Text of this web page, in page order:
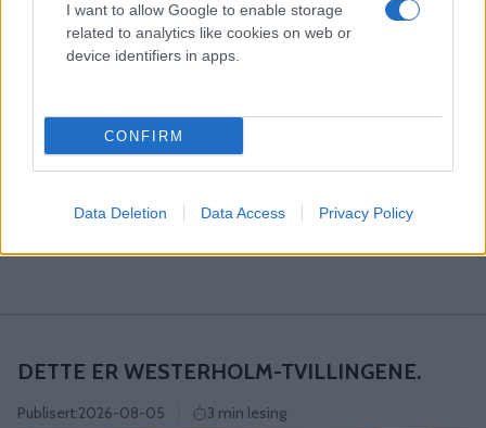
I want to allow Google to enable storage
related to analytics like cookies on web or
device identifiers in apps.
CONFIRM
Data Deletion Data Access Privacy Policy
DETTE ER WESTERHOLM-TVILLINGENE.
Publisert:2026-08-05 3 min lesing